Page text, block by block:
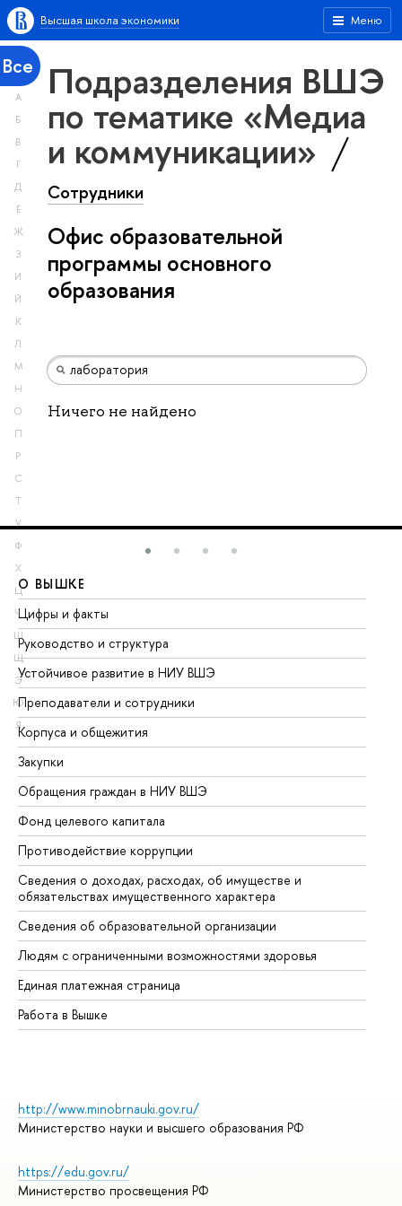
Меню
Высшая школа экономики
Все
А
Б
В
Г
Д
Е
Ж
З
И
Й
К
Л
М
Н
О
П
Р
С
Т
У
Ф
Х
Ц
Ч
Ш
Щ
Э
Ю
Я
Подразделения ВШЭ
по тематике «Медиа
и коммуникации»
Сотрудники
Офис образовательной
программы основного
образования
Ничего не найдено
О ВЫШКЕ
Цифры и факты
Руководство и структура
Устойчивое развитие в НИУ ВШЭ
Преподаватели и сотрудники
Корпуса и общежития
Закупки
Обращения граждан в НИУ ВШЭ
Фонд целевого капитала
Противодействие коррупции
Сведения о доходах, расходах, об имуществе и
обязательствах имущественного характера
Сведения об образовательной организации
Людям с ограниченными возможностями здоровья
Единая платежная страница
Работа в Вышке
http://www.minobrnauki.gov.ru/
Министерство науки и высшего образования РФ
https://edu.gov.ru/
Министерство просвещения РФ